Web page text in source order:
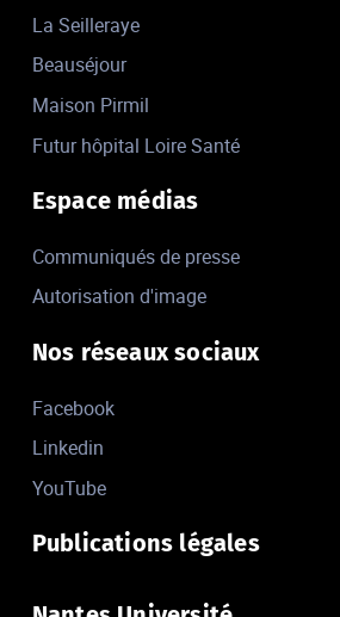
La Seilleraye
Beauséjour
Maison Pirmil
Futur hôpital Loire Santé
Espace médias
Communiqués de presse
Autorisation d'image
Nos réseaux sociaux
Facebook
Linkedin
YouTube
Publications légales